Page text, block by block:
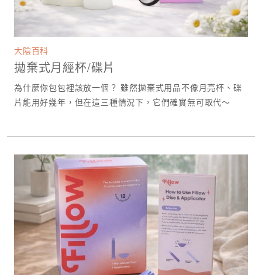
大陰百科
拋棄式月經杯/碟片
為什麼你包包裡該放一個？ 雖然拋棄式用品不像月亮杯、碟
片能用好幾年，但在這三種情況下，它們確實無可取代～